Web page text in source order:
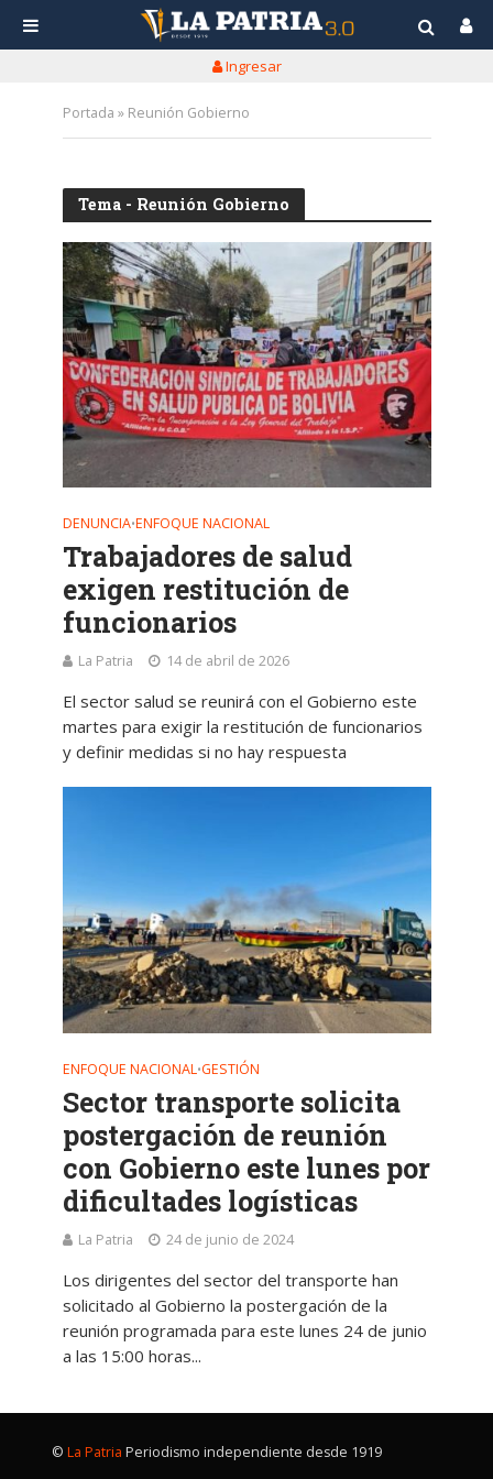
Ingresar
Portada » Reunión Gobierno
Tema - Reunión Gobierno
DENUNCIA•ENFOQUE NACIONAL
Trabajadores de salud
exigen restitución de
funcionarios
La Patria 14 de abril de 2026
El sector salud se reunirá con el Gobierno este
martes para exigir la restitución de funcionarios
y definir medidas si no hay respuesta
ENFOQUE NACIONAL•GESTIÓN
Sector transporte solicita
postergación de reunión
con Gobierno este lunes por
dificultades logísticas
La Patria 24 de junio de 2024
Los dirigentes del sector del transporte han
solicitado al Gobierno la postergación de la
reunión programada para este lunes 24 de junio
a las 15:00 horas...
© La Patria Periodismo independiente desde 1919